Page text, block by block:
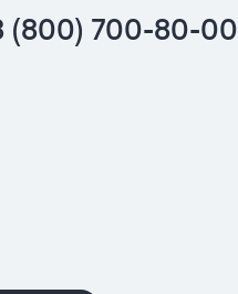
(800) 700-80-00